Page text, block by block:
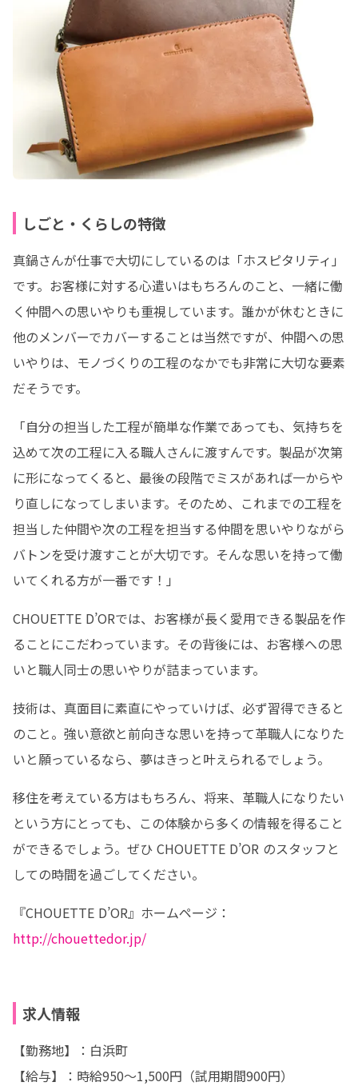
しごと・くらしの特徴
真鍋さんが仕事で大切にしているのは「ホスピタリティ」
です。お客様に対する心遣いはもちろんのこと、一緒に働
く仲間への思いやりも重視しています。誰かが休むときに
他のメンバーでカバーすることは当然ですが、仲間への思
いやりは、モノづくりの工程のなかでも非常に大切な要素
だそうです。
「自分の担当した工程が簡単な作業であっても、気持ちを
込めて次の工程に入る職人さんに渡すんです。製品が次第
に形になってくると、最後の段階でミスがあれば一からや
り直しになってしまいます。そのため、これまでの工程を
担当した仲間や次の工程を担当する仲間を思いやりながら
バトンを受け渡すことが大切です。そんな思いを持って働
いてくれる方が一番です！」
CHOUETTE D’ORでは、お客様が長く愛用できる製品を作
ることにこだわっています。その背後には、お客様への思
いと職人同士の思いやりが詰まっています。
技術は、真面目に素直にやっていけば、必ず習得できると
のこと。強い意欲と前向きな思いを持って革職人になりた
いと願っているなら、夢はきっと叶えられるでしょう。
移住を考えている方はもちろん、将来、革職人になりたい
という方にとっても、この体験から多くの情報を得ること
ができるでしょう。ぜひ CHOUETTE D’OR のスタッフと
しての時間を過ごしてください。
『CHOUETTE D’OR』ホームページ：
http://chouettedor.jp/
求人情報
【勤務地】：白浜町
【給与】：時給950～1,500円（試用期間900円）